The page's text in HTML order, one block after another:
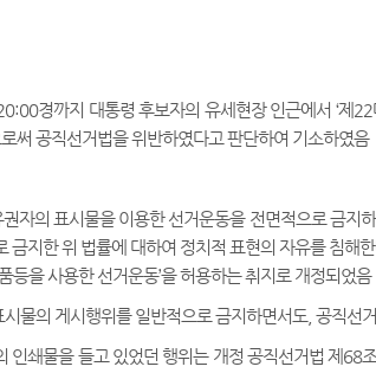
경까지 대통령 후보자의 유세현장 인근에서 ‘제
써 공직선거법을 위반하였다고 판단하여 기소하였음
자의 표시물을 이용한 선거운동을 전면적으로 금지
금지한 위 법률에 대하여 정치적 표현의 자유를 침해
등을 사용한 선거운동’을 허용하는 취지로 개정되었음
물의 게시행위를 일반적으로 금지하면서도, 공직선
쇄물을 들고 있었던 행위는 개정 공직선거법 제68